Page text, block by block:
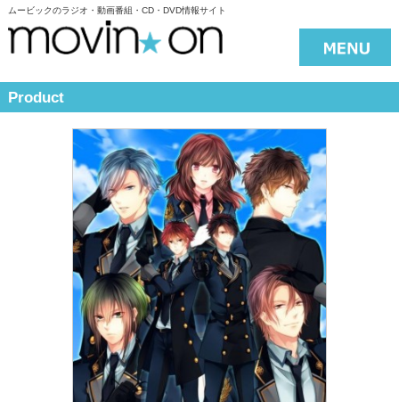
ムービックのラジオ・動画番組・CD・DVD情報サイト
Product